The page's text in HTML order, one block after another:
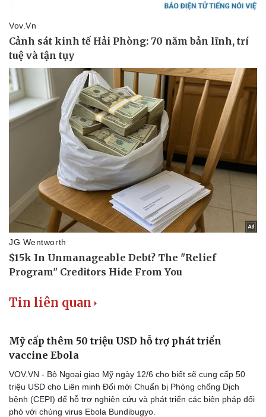
Dinh dưỡng - món ngon
Cây thuốc
Sản phụ khoa
Nhi khoa
Nam khoa
Làm đẹp - giảm cân
Phòng mạch online
Ăn sạch sống khỏe
Đời sống
Tình yêu - Gia đình
Văn học
Âm nhạc
Thời trang
Tin liên quan
Mỹ cấp thêm 50 triệu USD hỗ trợ phát triển
vaccine Ebola
VOV.VN - Bộ Ngoại giao Mỹ ngày 12/6 cho biết sẽ cung cấp 50
triệu USD cho Liên minh Đổi mới Chuẩn bị Phòng chống Dịch
bệnh (CEPI) để hỗ trợ nghiên cứu và phát triển các biện pháp đối
phó với chủng virus Ebola Bundibugyo.